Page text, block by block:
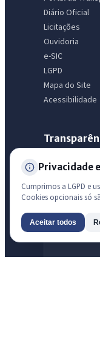
Diário Oficial
Licitações
Ouvidoria
e-SIC
LGPD
Mapa do Site
Acessibilidade
Radar
Sistema
Privacidade
Cumprimos a LGPD e
Cookies opcionais só
Aceitar todos